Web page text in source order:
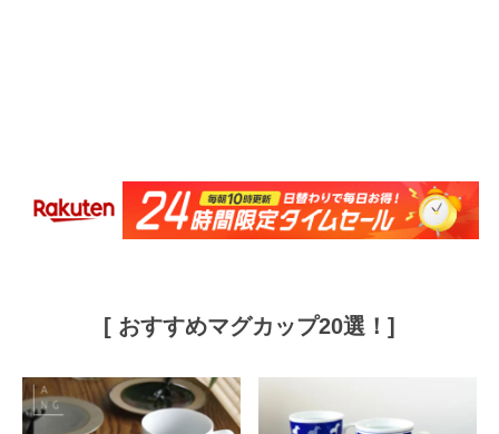
[ おすすめマグカップ20選！]